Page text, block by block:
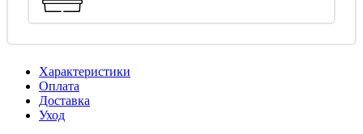
Характеристики
Оплата
Доставка
Уход